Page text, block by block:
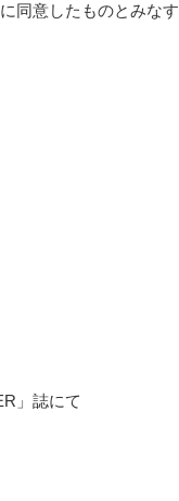
同意したものとみなす
」誌にて